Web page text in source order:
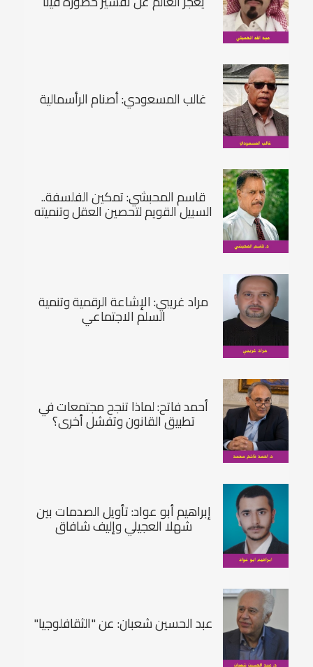
غالب المسعودي: أصنام الرأسمالية
قاسم المحبشي: تمكين الفلسفة..
السبيل القويم لتحصين العقل وتنميته
مراد غريبي: الإشاعة الرقمية وتنمية
السلم الاجتماعي
أحمد فاتح: لماذا تنجح مجتمعات في
تطبيق القانون وتفشل أخری؟
إبراهيم أبو عواد: تأويل الصدمات بين
شهلا العجيلي وإليف شافاق
عبد الحسين شعبان: عن "الثقافلوجيا"